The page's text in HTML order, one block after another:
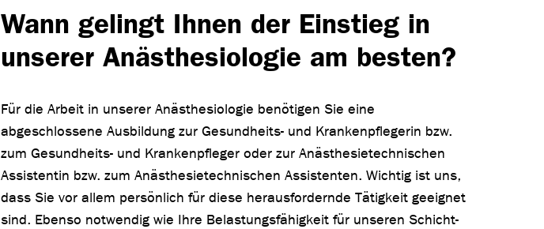
Wann gelingt Ihnen der Einstieg in
unserer Anästhesiologie am besten?
Für die Arbeit in unserer Anästhesiologie benötigen Sie eine
abgeschlossene Ausbildung zur Gesundheits- und Krankenpflegerin bzw.
zum Gesundheits- und Krankenpfleger oder zur Anästhesietechnischen
Assistentin bzw. zum Anästhesietechnischen Assistenten. Wichtig ist uns,
dass Sie vor allem persönlich für diese herausfordernde Tätigkeit geeignet
sind. Ebenso notwendig wie Ihre Belastungsfähigkeit für unseren Schicht-